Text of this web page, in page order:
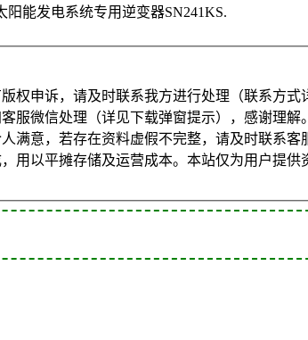
能发电系统专用逆变器SN241KS.
申诉，请及时联系我方进行处理（联系方式
微信处理（详见下载弹窗提示），感谢理解。
意，若存在资料虚假不完整，请及时联系客
用以平摊存储及运营成本。本站仅为用户提